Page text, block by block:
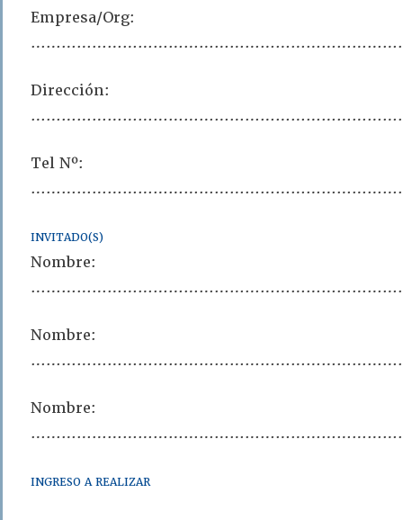
Empresa/Org:
Dirección:
Tel Nº:
INVITADO(S)
Nombre:
Nombre:
Nombre:
INGRESO A REALIZAR